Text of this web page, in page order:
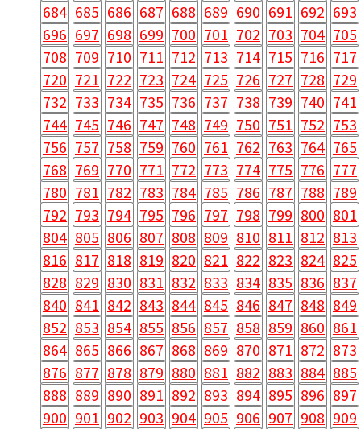
684 685 686 687 688 689 690 691 692 693
696 697 698 699 700 701 702 703 704 705
708 709 710 711 712 713 714 715 716 717
720 721 722 723 724 725 726 727 728 729
732 733 734 735 736 737 738 739 740 741
744 745 746 747 748 749 750 751 752 753
756 757 758 759 760 761 762 763 764 765
768 769 770 771 772 773 774 775 776 777
780 781 782 783 784 785 786 787 788 789
792 793 794 795 796 797 798 799 800 801
804 805 806 807 808 809 810 811 812 813
816 817 818 819 820 821 822 823 824 825
828 829 830 831 832 833 834 835 836 837
840 841 842 843 844 845 846 847 848 849
852 853 854 855 856 857 858 859 860 861
864 865 866 867 868 869 870 871 872 873
876 877 878 879 880 881 882 883 884 885
888 889 890 891 892 893 894 895 896 897
900 901 902 903 904 905 906 907 908 909